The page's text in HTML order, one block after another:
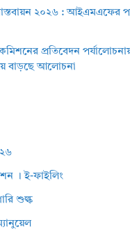
২০২৬ : আইএমএফের
প্রতিবেদন
বাড়ছে আলোচনা
। ই-ফাইলিং
শুল্ক